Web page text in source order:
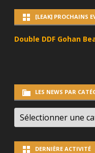
[LEAK] PROCHAINS
Double DDF Gohan
LES NEWS PAR
LES
NEWS
PAR
DERNIÈRE ACTIVITÉ